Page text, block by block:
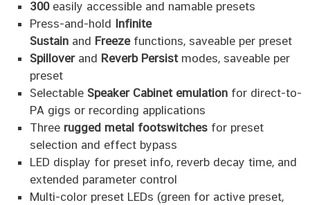
300easily accessible and namable presets
Press-and-hold Infinite
Sustainand Freezefunctions, saveable per preset
Spilloverand Reverb Persistmodes, saveable per
preset
Selectable Speaker Cabinet emulationfor direct-to-
PA gigs or recording applications
Three rugged metal footswitchesfor preset
selection and effect bypass
LED display for preset info, reverb decay time, and
extended parameter control
Multi-color preset LEDs (green for active preset,